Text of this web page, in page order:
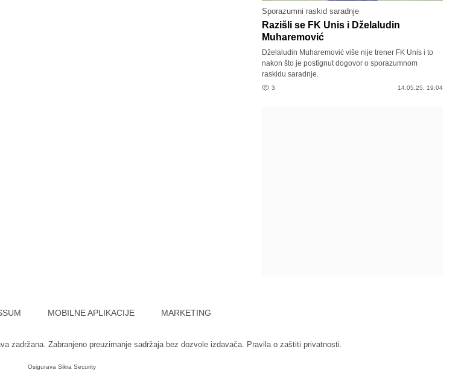
Sporazumni raskid saradnje
Razišli se FK Unis i Dželaludin
Muharemović
Dželaludin Muharemović više nije trener FK Unis i to
nakon što je postignut dogovor o sporazumnom
raskidu saradnje.
3 14.05.25. 19:04
MOBILNE APLIKACIJE MARKETING
zadržana. Zabranjeno preuzimanje sadržaja bez dozvole izdavača. Pravila o zaštiti privatnosti.
Osigurava Sikra Security